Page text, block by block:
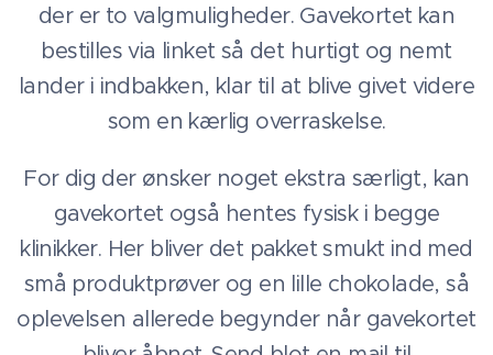
der er to valgmuligheder. Gavekortet kan
bestilles via linket så det hurtigt og nemt
lander i indbakken, klar til at blive givet videre
som en kærlig overraskelse.
For dig der ønsker noget ekstra særligt, kan
gavekortet også hentes fysisk i begge
klinikker. Her bliver det pakket smukt ind med
små produktprøver og en lille chokolade, så
oplevelsen allerede begynder når gavekortet